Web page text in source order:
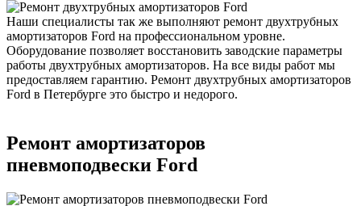
Наши специалисты так же выполняют ремонт двухтрубных
амортизаторов Ford на профессиональном уровне.
Оборудование позволяет восстановить заводские параметры
работы двухтрубных амортизаторов. На все виды работ мы
предоставляем гарантию. Ремонт двухтрубных амортизаторов
Ford в Петербурге это быстро и недорого.
Ремонт амортизаторов
пневмоподвески Ford